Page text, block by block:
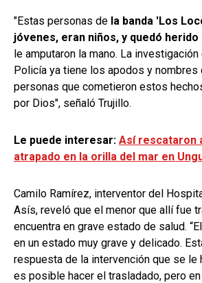
"Estas personas de la banda 'Los
jóvenes, eran niños, y quedó
le amputaron la mano. La investigación
Policía ya tiene los apodos y nombres
personas que cometieron estos
por Dios", señaló Trujillo.
Le puede interesar: Así rescataron
atrapado en la orilla del mar en
Camilo Ramírez, interventor del
Asís, reveló que el menor que allí fue
encuentra en grave estado de salud.
en un estado muy grave y delicado.
respuesta de la intervención que se le
es posible hacer el trasladado, pero